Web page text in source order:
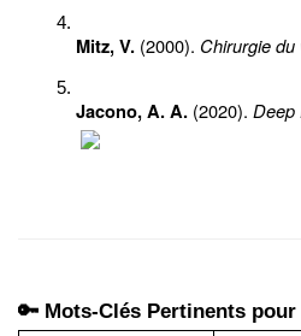
Mitz, V. (2000). Chirurgie du
Jacono, A. A. (2020). Deep
🔑 Mots-Clés Pertinents pour